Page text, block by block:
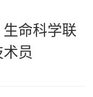
命科学联
员